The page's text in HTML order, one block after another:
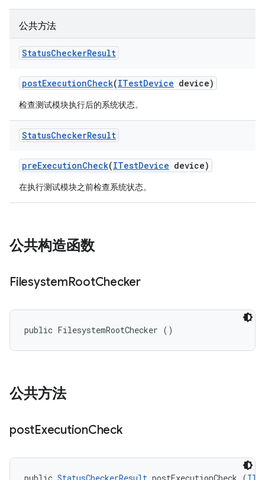
公共方法
StatusCheckerResult
postExecutionCheck(ITestDevice device)
检查测试模块执行后的系统状态。
StatusCheckerResult
preExecutionCheck(ITestDevice device)
在执行测试模块之前检查系统状态。
公共构造函数
FilesystemRootChecker
public FilesystemRootChecker ()
公共方法
postExecutionCheck